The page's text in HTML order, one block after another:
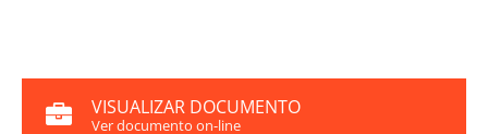
VISUALIZAR DOCUMENTO
Ver documento on-line